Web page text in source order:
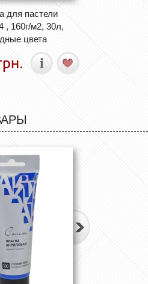
для пастели
, 160г/м2, 30л,
цвета